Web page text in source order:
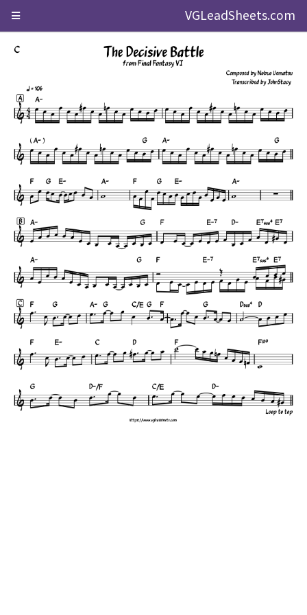
VGLeadSheets.com